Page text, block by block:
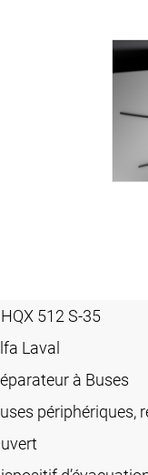
512 S-35
Laval
à Buses
périphériques,